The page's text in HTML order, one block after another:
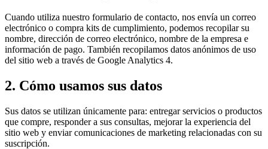
Cuando utiliza nuestro formulario de contacto, nos envía un correo
electrónico o compra kits de cumplimiento, podemos recopilar su
nombre, dirección de correo electrónico, nombre de la empresa e
información de pago. También recopilamos datos anónimos de uso
del sitio web a través de Google Analytics 4.
2. Cómo usamos sus datos
Sus datos se utilizan únicamente para: entregar servicios o productos
que compre, responder a sus consultas, mejorar la experiencia del
sitio web y enviar comunicaciones de marketing relacionadas con su
suscripción.